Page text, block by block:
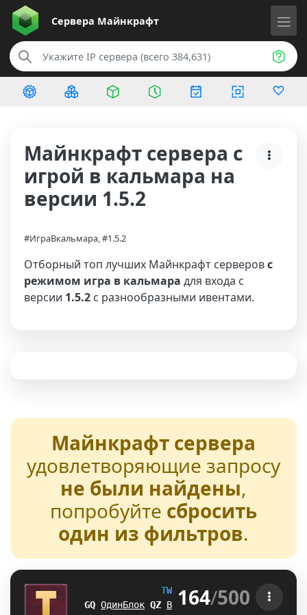
Сервера Майнкрафт
Майнкрафт сервера с
игрой в кальмара на
версии 1.5.2
#ИграВкальмара, #1.5.2
Отборный топ лучших Майнкрафт серверовс
режимом игра в кальмара для входа с
версии 1.5.2 с разнообразными ивентами.
Майнкрафт сервера
удовлетворяющие запросу
не были найдены,
попробуйте сбросить
один из фильтров.
TW NT UR E
[1.21-26.2]
ZQ ОдинБлок TF Выживание IG БедВарс
164/500